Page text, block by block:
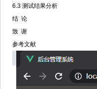
6.3 测试结果分析
结 论
致 谢
参考文献